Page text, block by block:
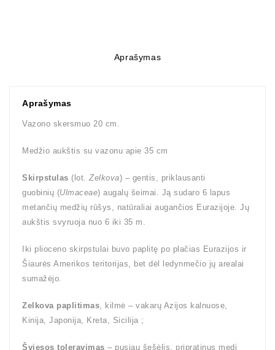
Aprašymas
Aprašymas
Vazono skersmuo 20 cm.
Medžio aukštis su vazonu apie 35 cm
Skirpstulas (lot. Zelkova) – gentis, priklausanti
guobinių (Ulmaceae) augalų šeimai. Ją sudaro 6 lapus
metančių medžių rūšys, natūraliai augančios Eurazijoje. Jų
aukštis svyruoja nuo 6 iki 35 m.
Iki plioceno skirpstulai buvo paplitę po plačias Eurazijos ir
Šiaurės Amerikos teritorijas, bet dėl ledynmečio jų arealai
sumažėjo.
Zelkova paplitimas, kilmė – vakarų Azijos kalnuose,
Kinija, Japonija, Kreta, Sicilija ;
Šviesos toleravimas – pusiau šešėlis, pripratinus medį